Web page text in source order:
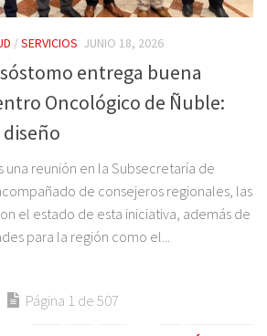
/SERVICIOS JUNIO 18, 2026
entrega buena
Oncológico de Ñuble:
una reunión en la Subsecretaría de
de consejeros regionales, las
el estado de esta iniciativa, además de
para la región como el...
Página 1 de 507